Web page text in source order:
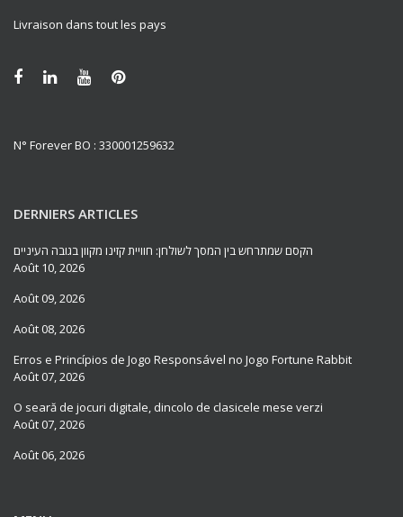
Livraison dans tout les pays
N° Forever BO : 330001259632
DERNIERS ARTICLES
הקסם שמתרחש בין המסך לשולחן: חוויית קזינו מקוון בגובה העיניים
Août 10, 2026
Août 09, 2026
Août 08, 2026
Erros e Princípios de Jogo Responsável no Jogo Fortune Rabbit
Août 07, 2026
O seară de jocuri digitale, dincolo de clasicele mese verzi
Août 07, 2026
Août 06, 2026